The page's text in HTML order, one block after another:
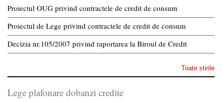
Proiectul OUG privind contractele de credit de consum
Proiectul de Lege privind contractele de credit de consum
Decizia nr.105/2007 privind raportarea la Biroul de Credit
Toate stirile
Lege plafonare dobanzi credite